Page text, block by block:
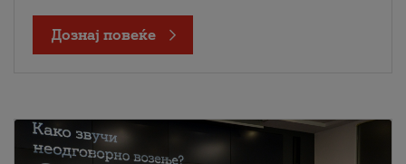
Дознај повеќе